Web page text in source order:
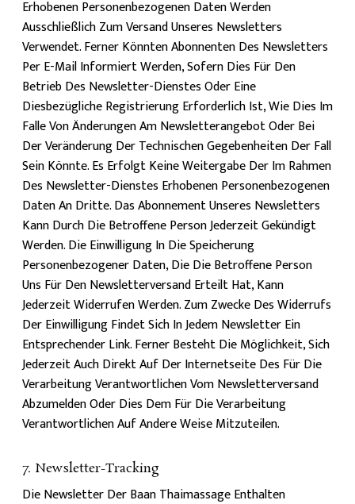
Erhobenen Personenbezogenen Daten Werden
Ausschließlich Zum Versand Unseres Newsletters
Verwendet. Ferner Könnten Abonnenten Des Newsletters
Per E-Mail Informiert Werden, Sofern Dies Für Den
Betrieb Des Newsletter-Dienstes Oder Eine
Diesbezügliche Registrierung Erforderlich Ist, Wie Dies Im
Falle Von Änderungen Am Newsletterangebot Oder Bei
Der Veränderung Der Technischen Gegebenheiten Der Fall
Sein Könnte. Es Erfolgt Keine Weitergabe Der Im Rahmen
Des Newsletter-Dienstes Erhobenen Personenbezogenen
Daten An Dritte. Das Abonnement Unseres Newsletters
Kann Durch Die Betroffene Person Jederzeit Gekündigt
Werden. Die Einwilligung In Die Speicherung
Personenbezogener Daten, Die Die Betroffene Person
Uns Für Den Newsletterversand Erteilt Hat, Kann
Jederzeit Widerrufen Werden. Zum Zwecke Des Widerrufs
Der Einwilligung Findet Sich In Jedem Newsletter Ein
Entsprechender Link. Ferner Besteht Die Möglichkeit, Sich
Jederzeit Auch Direkt Auf Der Internetseite Des Für Die
Verarbeitung Verantwortlichen Vom Newsletterversand
Abzumelden Oder Dies Dem Für Die Verarbeitung
Verantwortlichen Auf Andere Weise Mitzuteilen.
7. Newsletter-Tracking
Die Newsletter Der Baan Thaimassage Enthalten